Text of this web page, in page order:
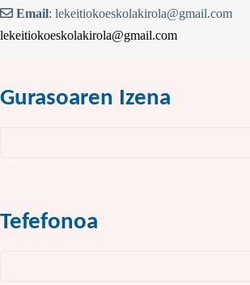
Email: lekeitiokoeskolakirola@gmail.com
lekeitiokoeskolakirola@gmail.com
Gurasoaren Izena
Tefefonoa